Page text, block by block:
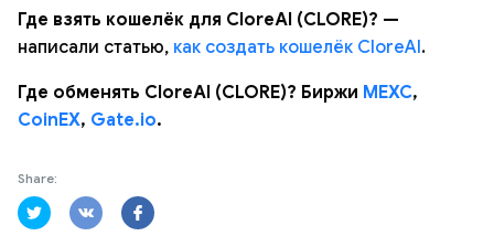
Где взять кошелёк для CloreAI (CLORE)? —
написали статью, как создать кошелёк CloreAI.
Где обменять CloreAI (CLORE)? Биржи MEXC,
CoinEX, Gate.io.
Share: